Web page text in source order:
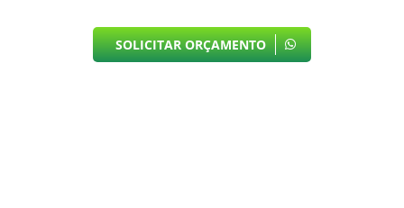
SOLICITAR ORÇAMENTO